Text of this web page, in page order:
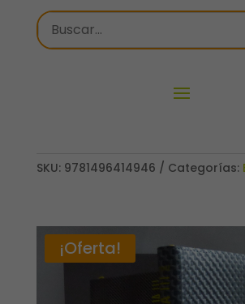
SKU: 9781496414946 Categorías:
¡Oferta!